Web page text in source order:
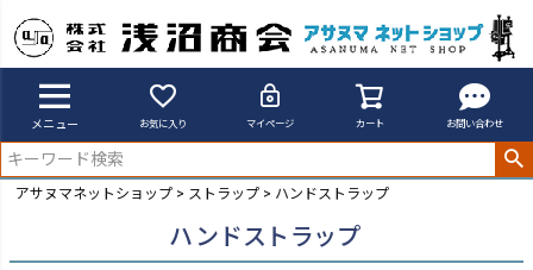
メニュー お気に入り マイページ カート お問い合わせ
アサヌマネットショップ ストラップ ハンドストラップ
ハンドストラップ